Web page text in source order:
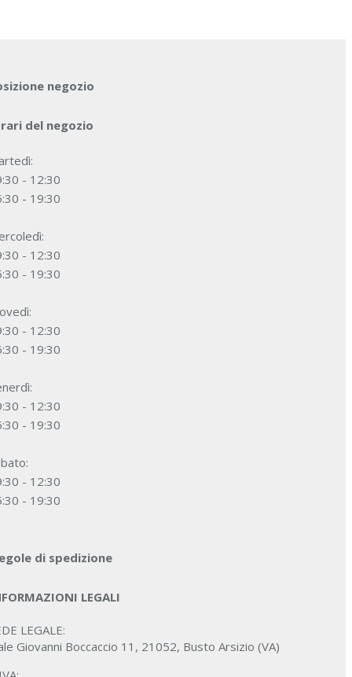
negozio
del negozio
- 12:30
- 19:30
- 12:30
- 19:30
- 12:30
- 19:30
- 12:30
- 19:30
- 12:30
- 19:30
di spedizione
LEGALI
LEGALE:
Giovanni Boccaccio 11, 21052, Busto Arsizio (VA)